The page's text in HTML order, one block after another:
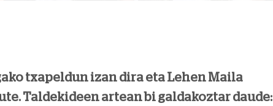
txapeldun izan dira eta Lehen Maila
Taldekideen artean bi galdakoztar daude: